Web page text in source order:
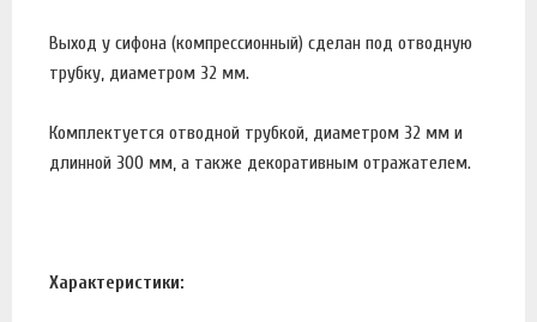
Выход у сифона (компрессионный) сделан под отводную
трубку, диаметром 32 мм.
Комплектуется отводной трубкой, диаметром 32 мм и
длинной 300 мм, а также декоративным отражателем.
Характеристики: